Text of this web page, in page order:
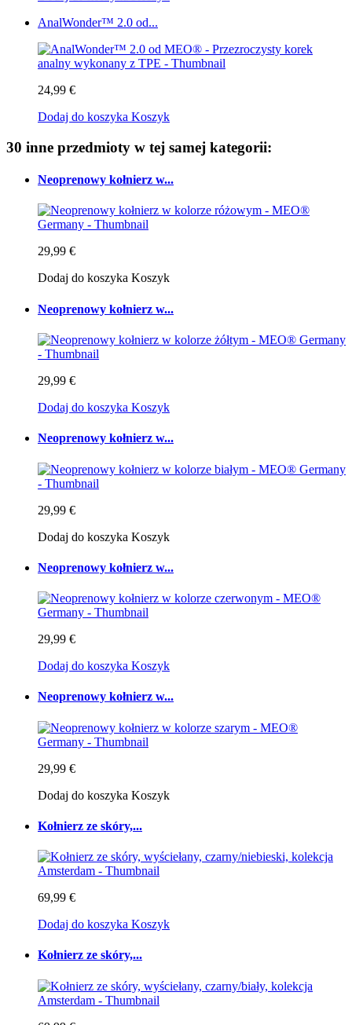
AnalWonder™ 2.0 od...
24,99 €
Dodaj do koszyka Koszyk
30 inne przedmioty w tej samej kategorii:
Neoprenowy kołnierz w...
29,99 €
Dodaj do koszyka Koszyk
Neoprenowy kołnierz w...
29,99 €
Dodaj do koszyka Koszyk
Neoprenowy kołnierz w...
29,99 €
Dodaj do koszyka Koszyk
Neoprenowy kołnierz w...
29,99 €
Dodaj do koszyka Koszyk
Neoprenowy kołnierz w...
29,99 €
Dodaj do koszyka Koszyk
Kołnierz ze skóry,...
69,99 €
Dodaj do koszyka Koszyk
Kołnierz ze skóry,...